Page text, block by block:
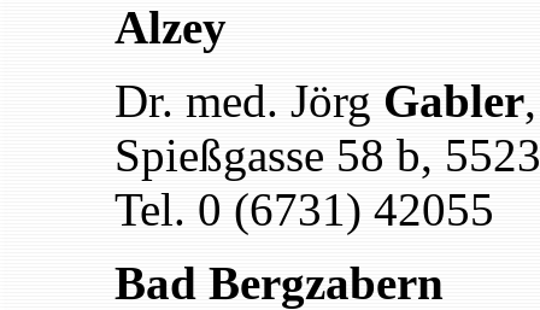
Alzey
Dr. med. Jörg Gabler
Spießgasse 58 b,
Tel. 0 (6731) 42055
Bad Bergzabern